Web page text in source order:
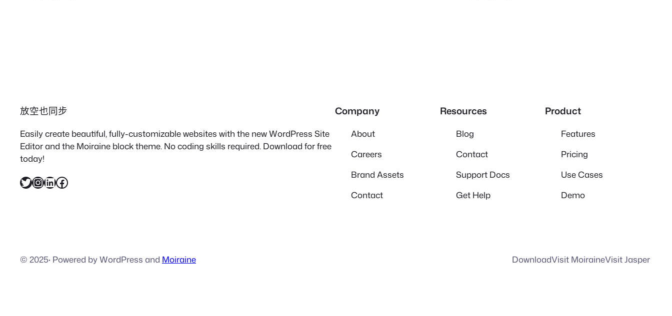
放空也同步
Easily create beautiful, fully-customizable websites with the new WordPress Site
Editor and the Moiraine block theme. No coding skills required. Download for free
today!
X InstagramLinkedIn Facebook
Company
About
Careers
Brand Assets
Contact
Resources
Blog
Contact
Support Docs
Get Help
Product
Features
Pricing
Use Cases
Demo
© 2025· Powered by WordPress and Moiraine DownloadVisit MoiraineVisit Jasper